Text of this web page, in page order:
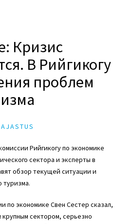
Кризис
В Рийгикогу
проблем
Рийгикогу по экономике
сектора и эксперты в
обзор текущей ситуации и
туризма.
по экономике Свен Сестер сказал,
сектором, серьезно